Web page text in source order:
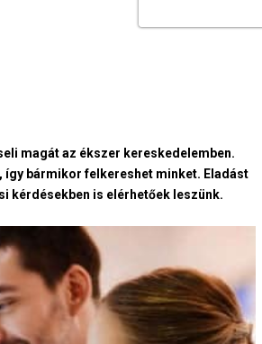
magát az ékszer kereskedelemben.
így bármikor felkereshet minket. Eladást
kérdésekben is elérhetőek leszünk.